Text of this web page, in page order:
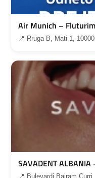
Air Munich –
📍 Rruga B, Mati 1,
SAVADENT
📍 Bulevardi Bajram Curri